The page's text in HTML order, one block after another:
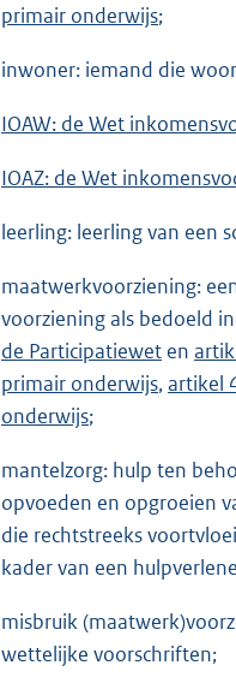
primair onderwijs;
inwoner: iemand die
IOAW: de Wet
IOAZ: de Wet
leerling: leerling van een
maatwerkvoorziening:
voorziening als bedoeld in
de Participatiewet en
primair onderwijs,artikel
onderwijs;
mantelzorg: hulp ten
opvoeden en opgroeien
die rechtstreeks
kader van een
misbruik
wettelijke voorschriften;